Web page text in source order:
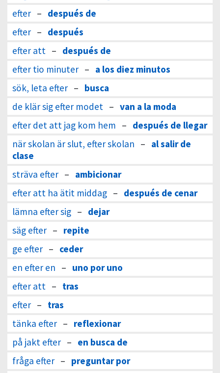
efter – después de
efter – después
efter att – después de
efter tio minuter – a los diez minutos
sök, leta efter – busca
de klär sig efter modet – van a la moda
efter det att jag kom hem – después de llegar
när skolan är slut, efter skolan – al salir de
clase
sträva efter – ambicionar
efter att ha ätit middag – después de cenar
lämna efter sig – dejar
säg efter – repite
ge efter – ceder
en efter en – uno por uno
efter att – tras
efter – tras
tänka efter – reflexionar
på jakt efter – en busca de
fråga efter – preguntar por